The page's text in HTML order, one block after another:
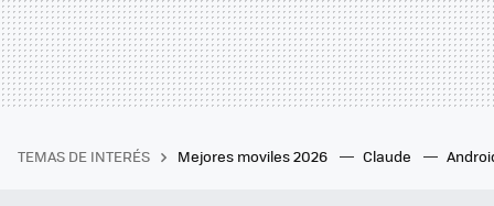
TEMAS DE INTERÉS Mejores moviles 2026 Claude